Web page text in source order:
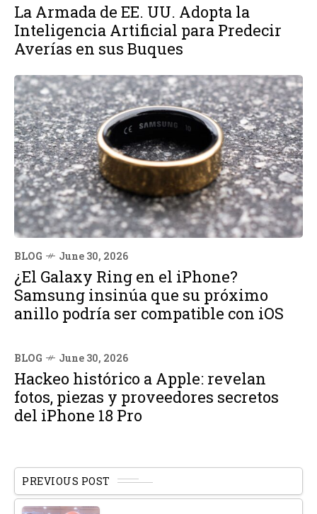
La Armada de EE. UU. Adopta la
Inteligencia Artificial para Predecir
Averías en sus Buques
BLOG June 30, 2026
¿El Galaxy Ring en el iPhone?
Samsung insinúa que su próximo
anillo podría ser compatible con iOS
BLOG June 30, 2026
Hackeo histórico a Apple: revelan
fotos, piezas y proveedores secretos
del iPhone 18 Pro
PREVIOUS POST